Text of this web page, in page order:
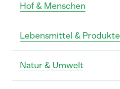
Hof & Menschen
Lebensmittel & Produkte
Natur & Umwelt